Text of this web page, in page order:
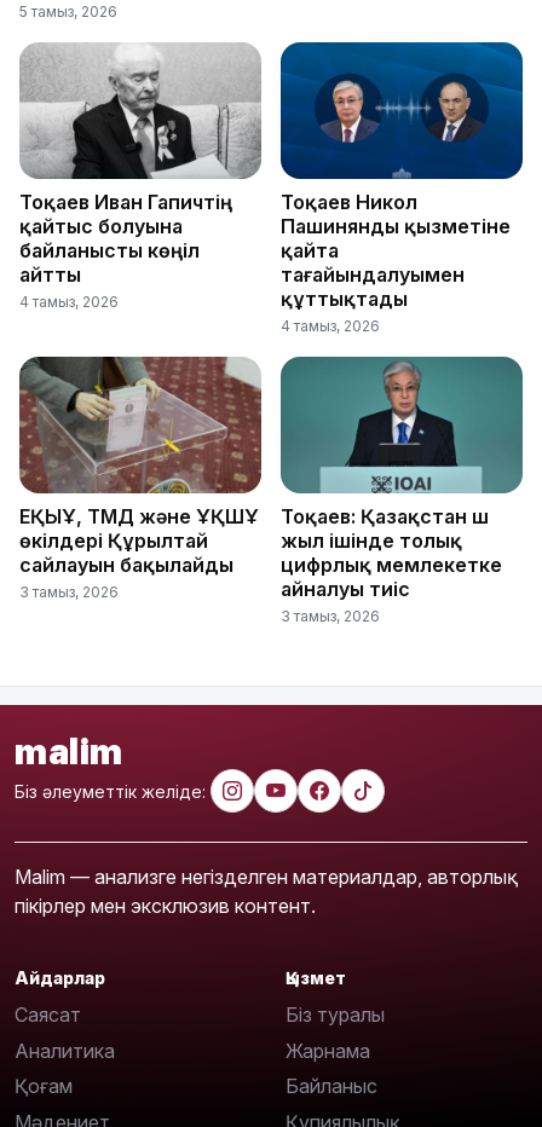
5 тамыз, 2026
Тоқаев Иван Гапичтің
қайтыс болуына
байланысты көңіл
айтты
4 тамыз, 2026
Тоқаев Никол
Пашинянды қызметіне
қайта
тағайындалуымен
құттықтады
4 тамыз, 2026
ЕҚЫҰ, ТМД және ҰҚШҰ
өкілдері Құрылтай
сайлауын бақылайды
3 тамыз, 2026
Тоқаев: Қазақстан үш
жыл ішінде толық
цифрлық мемлекетке
айналуы тиіс
3 тамыз, 2026
malim
Біз әлеуметтік желіде:
Malim — анализге негізделген материалдар, авторлық
пікірлер мен эксклюзив контент.
Айдарлар
Саясат
Аналитика
Қоғам
Мәдениет
Қызмет
Біз туралы
Жарнама
Байланыс
Құпиялылық